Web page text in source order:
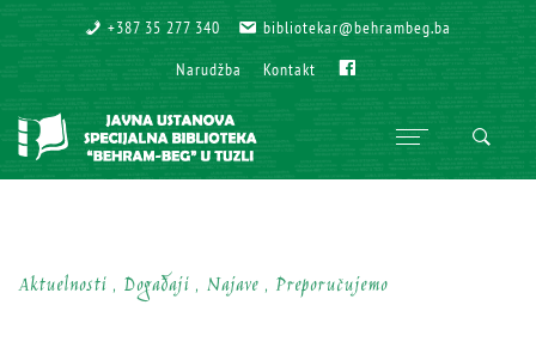
+387 35 277 340
+387 35 277 340 bibliotekar@behrambeg.ba
bibliotekar@behrambeg.ba
Narudžba
Narudžba Kontakt
Kontakt
Aktuelnosti , Događaji , Najave , Preporučujemo